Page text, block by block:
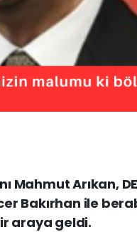
Mahmut Arıkan,
Bakırhan ile
araya geldi.